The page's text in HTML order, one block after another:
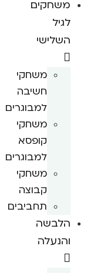
משחקים
לגיל
השלישי
משחקי
חשיבה
למבוגרים
משחקי
קופסא
למבוגרים
משחקי
קבוצה
תחביבים
הלבשה
והנעלה